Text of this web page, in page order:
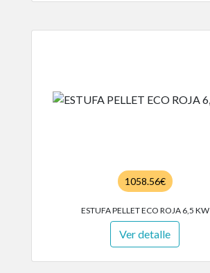
1058.56€
ESTUFA PELLET ECO ROJA 6,5 KW
Ver detalle